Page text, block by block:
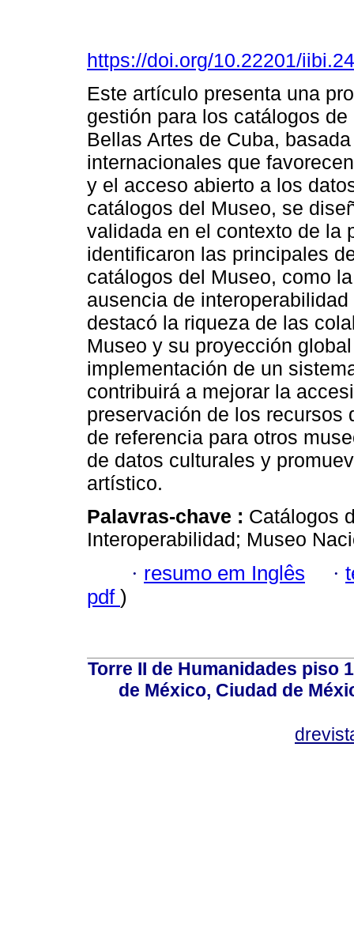
https://doi.org/10.22201/
Este artículo presenta una
gestión para los catálogos
Bellas Artes de Cuba,
internacionales que
y el acceso abierto a los
catálogos del Museo, se
validada en el contexto de la
identificaron las principales
catálogos del Museo, como
ausencia de
destacó la riqueza de las
Museo y su proyección
implementación de un
contribuirá a mejorar la
preservación de los recursos
de referencia para otros
de datos culturales y
artístico.
Palavras-chave : Catálogos
Interoperabilidad; Museo
· resumo em Inglês ·
pdf )
Torre II de Humanidades piso
de México, Ciudad de